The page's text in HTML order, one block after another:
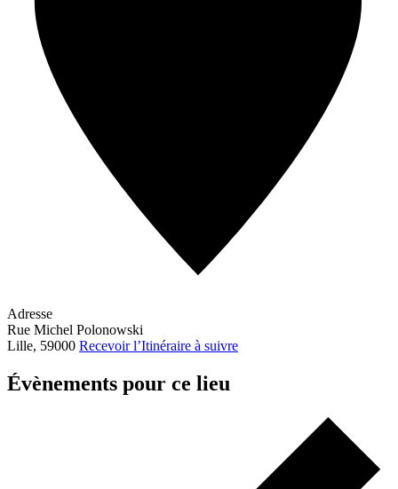
Adresse
Rue Michel Polonowski
Lille, 59000 Recevoir l’Itinéraire à suivre
Évènements pour ce lieu